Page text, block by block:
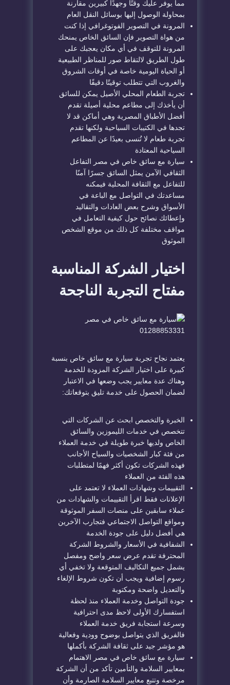
مما يوفر عليك وقتًا وجهدًا كبيرين مقارنة
بمحاولة الوصول إليها بوسائل النقل العام
المرونة في التصوير الفوتوغرافي إذا كنت
من هواة التصوير فإن السائق الخاص يمنحك
المرونة للتوقف في أي مكان يعجبك على
طول الطريق لالتقاط صور للمناظر الطبيعية
أو الحياة اليومية خاصة في أوقات الشروق
والغروب التي تتطلب توقيتًا دقيقًا
تجربة الطعام المحلي الأصيل يمكن للسائق
أن يأخذك إلى مطاعم محلية أصيلة تقدم
أفضل الأطباق المصرية وهي أماكن قد لا
تجدها في الكتيبات السياحية ولكنها تقدم
تجربة طعام لا تُنسى بعيدًا عن المطاعم
السياحية المعتادة
سيارة مع سائق خاص في مصر التفاعل
الثقافي الآمن يمثل السائق جسرًا آمنًا
للتفاعل مع الثقافة المحلية فيمكنه
مساعدتك في التواصل مع الباعة في
الأسواق وشرح بعض العادات والتقاليد
وإعطائك نصائح حول كيفية التعامل في
مواقف مختلفة كل ذلك من موقع الشخص
الموثوق
اختيار الشركة المناسبة
مفتاح التجربة الناجحة
يعتمد نجاح تجربة سيارة مع سائق خاص بنسبة
كبيرة على اختيار الشركة المزودة للخدمة
وهناك عدة معايير يجب وضعها في الاعتبار
لضمان الحصول على خدمة تليق بتوقعاتك:
الخبرة والتخصص ابحث عن الشركات التي
تتخصص في خدمات الليموزين والسائق
الخاص ولديها خبرة طويلة في خدمة العملاء
من فئة كبار الشخصيات والسياح الأجانب
فهذه الشركات تكون أكثر فهمًا لمتطلبات
هذه الفئة من العملاء
التقييمات وشهادات العملاء لا تعتمد على
الإعلانات فقط اقرأ التقييمات والشهادات من
عملاء سابقين على منصات السفر الموثوقة
ومواقع التواصل الاجتماعي فتجارب الآخرين
هي أفضل دليل على جودة الخدمة
الشفافية في الأسعار والشروط الشركة
المحترفة تقدم عرض سعر واضح ومفصل
يشمل جميع التكاليف المتوقعة ولا تخفي أي
رسوم إضافية ويجب أن تكون شروط الإلغاء
والتعديل واضحة ومكتوبة
جودة التواصل وخدمة العملاء منذ لحظة
استفسارك الأولى لاحظ مدى احترافية
وسرعة استجابة فريق خدمة العملاء
فالفريق الذي يتواصل بوضوح وودية وفعالية
هو مؤشر جيد على ثقافة الشركة بأكملها
سيارة مع سائق خاص في مصر الاهتمام
بمعايير السلامة والتأمين تأكد من أن الشركة
مرخصة وتتبع معايير السلامة الصارمة وأن